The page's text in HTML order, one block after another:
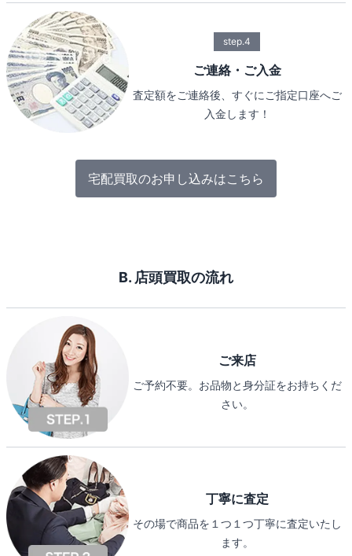
step.4
ご連絡・ご入金
査定額をご連絡後、すぐにご指定口座へご
入金します！
宅配買取のお申し込みはこちら
B. 店頭買取の流れ
ご来店
ご予約不要。お品物と身分証をお持ちくだ
さい。
丁寧に査定
その場で商品を１つ１つ丁寧に査定いたし
ます。